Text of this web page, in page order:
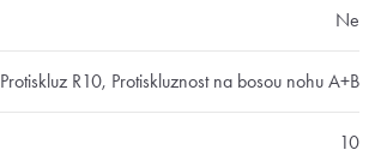
Ne
Protiskluz R10, Protiskluznost na bosou nohu A+B
10